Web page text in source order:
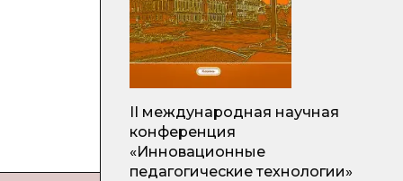
II международная научная
конференция
«Инновационные
педагогические технологии»